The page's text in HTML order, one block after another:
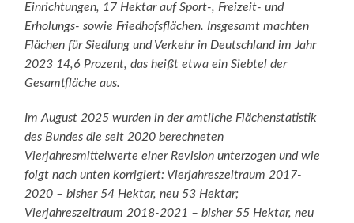
Einrichtungen, 17 Hektar auf Sport-, Freizeit- und
Erholungs- sowie Friedhofsflächen. Insgesamt machten
Flächen für Siedlung und Verkehr in Deutschland im Jahr
2023 14,6 Prozent, das heißt etwa ein Siebtel der
Gesamtfläche aus.
Im August 2025 wurden in der amtliche Flächenstatistik
des Bundes die seit 2020 berechneten
Vierjahresmittelwerte einer Revision unterzogen und wie
folgt nach unten korrigiert: Vierjahreszeitraum 2017-
2020 – bisher 54 Hektar, neu 53 Hektar;
Vierjahreszeitraum 2018-2021 – bisher 55 Hektar, neu